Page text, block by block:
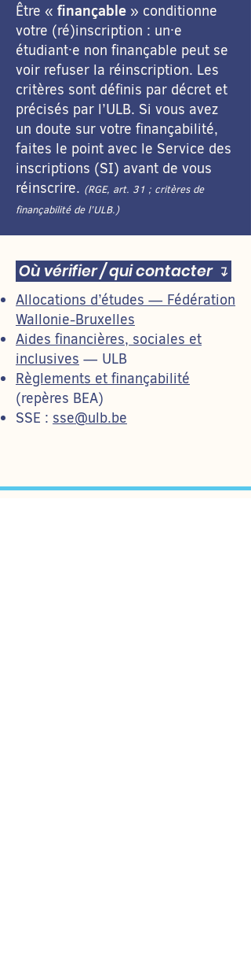
Être « finançable » conditionne
votre (ré)inscription : un·e
étudiant·e non finançable peut se
voir refuser la réinscription. Les
critères sont définis par décret et
précisés par l’ULB. Si vous avez
un doute sur votre finançabilité,
faites le point avec le Service des
inscriptions (SI) avant de vous
réinscrire. (RGE, art. 31 ; critères de
finançabilité de l’ULB.)
Où vérifier / qui contacter ↴
Allocations d’études — Fédération
Wallonie-Bruxelles
Aides financières, sociales et
inclusives — ULB
Règlements et finançabilité
(repères BEA)
SSE : sse@ulb.be